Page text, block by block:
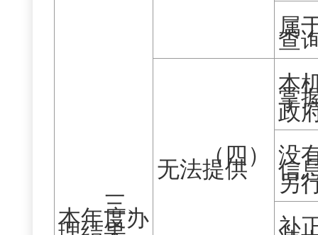
三、
本年度办
属
查
（四）
无法提供
本
掌
政
没
信
另
补